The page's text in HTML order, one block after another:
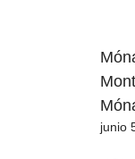
junio